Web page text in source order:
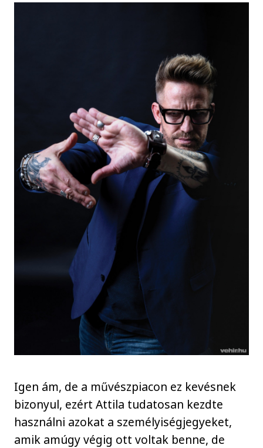
Igen ám, de a művészpiacon ez kevésnek
bizonyul, ezért Attila tudatosan kezdte
használni azokat a személyiségjegyeket,
amik amúgy végig ott voltak benne, de